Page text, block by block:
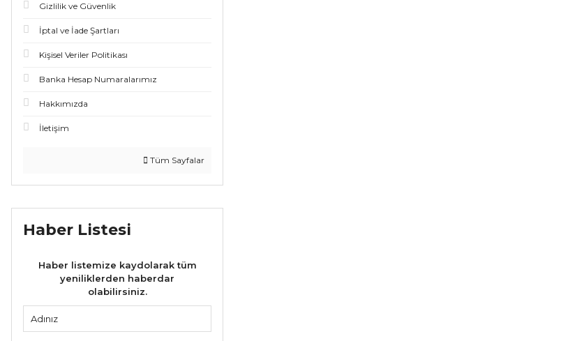
Gizlilik ve Güvenlik
İptal ve İade Şartları
Kişisel Veriler Politikası
Banka Hesap Numaralarımız
Hakkımızda
İletişim
Tüm Sayfalar
Haber Listesi
Haber listemize kaydolarak tüm
yeniliklerden haberdar
olabilirsiniz.